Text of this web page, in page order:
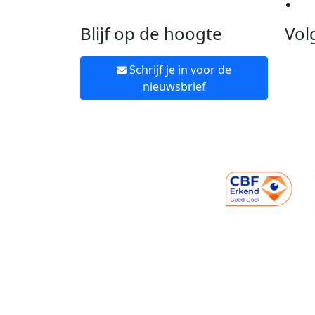
Blijf op de hoogte
Schrijf je in voor de
nieuwsbrief